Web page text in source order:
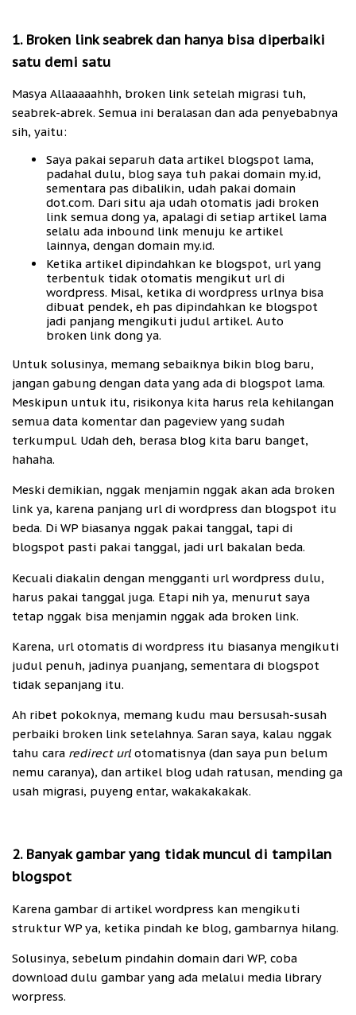
1. Broken link seabrek dan hanya bisa diperbaiki
satu demi satu
Masya Allaaaaahhh, broken link setelah migrasi tuh,
seabrek-abrek. Semua ini beralasan dan ada penyebabnya
sih, yaitu:
Saya pakai separuh data artikel blogspot lama,
padahal dulu, blog saya tuh pakai domain my.id,
sementara pas dibalikin, udah pakai domain
dot.com. Dari situ aja udah otomatis jadi broken
link semua dong ya, apalagi di setiap artikel lama
selalu ada inbound link menuju ke artikel
lainnya, dengan domain my.id.
Ketika artikel dipindahkan ke blogspot, url yang
terbentuk tidak otomatis mengikut url di
wordpress. Misal, ketika di wordpress urlnya bisa
dibuat pendek, eh pas dipindahkan ke blogspot
jadi panjang mengikuti judul artikel. Auto
broken link dong ya.
Untuk solusinya, memang sebaiknya bikin blog baru,
jangan gabung dengan data yang ada di blogspot lama.
Meskipun untuk itu, risikonya kita harus rela kehilangan
semua data komentar dan pageview yang sudah
terkumpul. Udah deh, berasa blog kita baru banget,
hahaha.
Meski demikian, nggak menjamin nggak akan ada broken
link ya, karena panjang url di wordpress dan blogspot itu
beda. Di WP biasanya nggak pakai tanggal, tapi di
blogspot pasti pakai tanggal, jadi url bakalan beda.
Kecuali diakalin dengan mengganti url wordpress dulu,
harus pakai tanggal juga. Etapi nih ya, menurut saya
tetap nggak bisa menjamin nggak ada broken link.
Karena, url otomatis di wordpress itu biasanya mengikuti
judul penuh, jadinya puanjang, sementara di blogspot
tidak sepanjang itu.
Ah ribet pokoknya, memang kudu mau bersusah-susah
perbaiki broken link setelahnya. Saran saya, kalau nggak
tahu cara redirect urlotomatisnya (dan saya pun belum
nemu caranya), dan artikel blog udah ratusan, mending ga
usah migrasi, puyeng entar, wakakakakak.
2. Banyak gambar yang tidak muncul di tampilan
blogspot
Karena gambar di artikel wordpress kan mengikuti
struktur WP ya, ketika pindah ke blog, gambarnya hilang.
Solusinya, sebelum pindahin domain dari WP, coba
download dulu gambar yang ada melalui media library
worpress.